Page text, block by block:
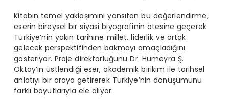
Kitabın temel yaklaşımını yansıtan bu değerlendirme,
eserin bireysel bir siyasi biyografinin ötesine geçerek
Türkiye’nin yakın tarihine millet, liderlik ve ortak
gelecek perspektifinden bakmayı amaçladığını
gösteriyor. Proje direktörlüğünü Dr. Hümeyra Ş.
Oktay’ın üstlendiği eser, akademik birikim ile tarihsel
anlatıyı bir araya getirerek Türkiye’nin dönüşümünü
farklı boyutlarıyla ele alıyor.